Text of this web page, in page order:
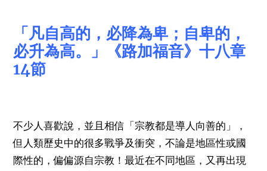
「凡自高的，必降為卑；自卑的，
必升為高。」《路加福音》十八章
14節
不少人喜歡說，並且相信「宗教都是導人向善的」，
但人類歷史中的很多戰爭及衝突，不論是地區性或國
際性的，偏偏源自宗教！最近在不同地區，又再出現